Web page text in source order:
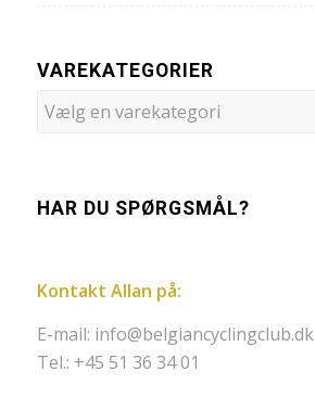
VAREKATEGORIER
HAR DU SPØRGSMÅL?
Kontakt Allan på:
E-mail: info@belgiancyclingclub.dk
Tel.: +45 51 36 34 01